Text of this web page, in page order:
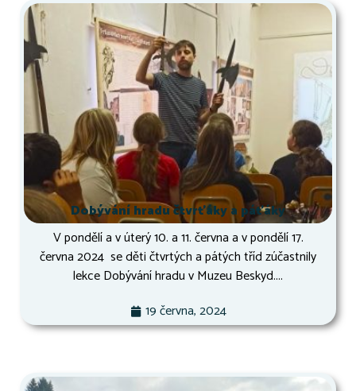
Dobývání hradu čtvrťáky a páťáky
V pondělí a v úterý 10. a 11. června a v pondělí 17.
června 2024 se děti čtvrtých a pátých tříd zúčastnily
lekce Dobývání hradu v Muzeu Beskyd....
19 června, 2024